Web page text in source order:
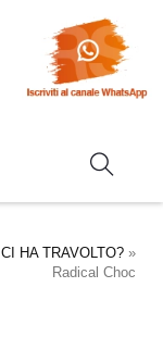
HA TRAVOLTO? »
Radical Choc